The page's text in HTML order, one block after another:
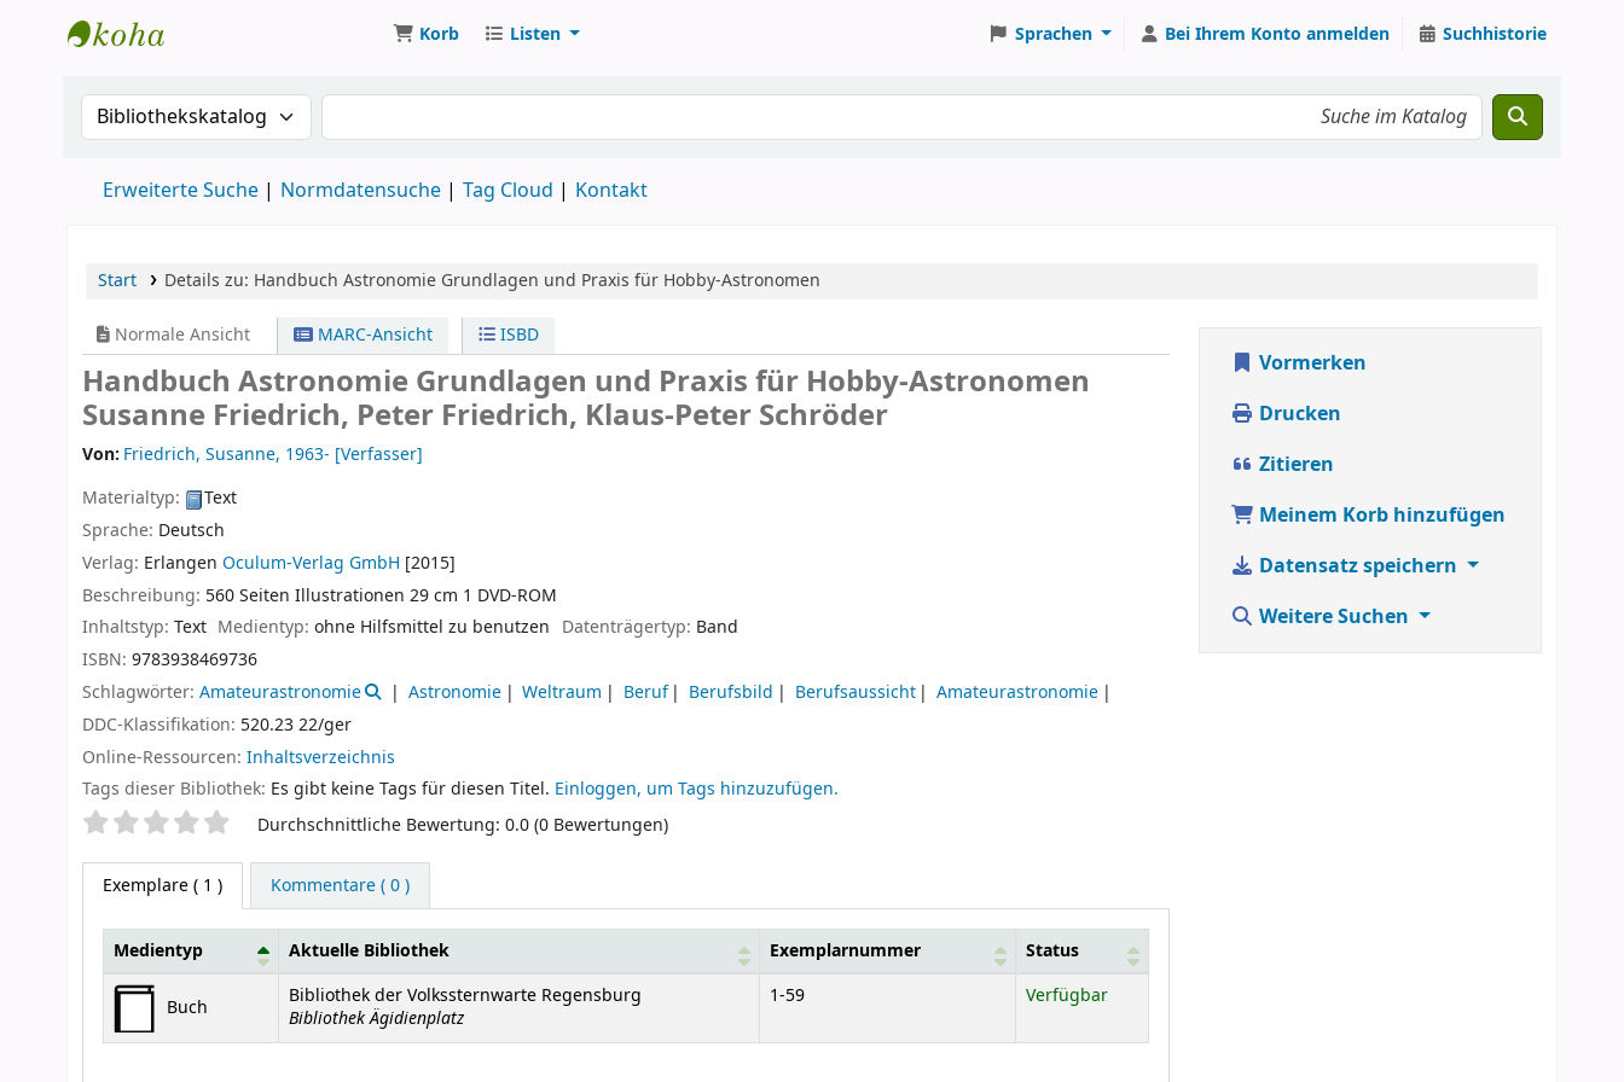
Korb Listen Sprachen Bei Ihrem Konto anmelden Suchhistorie
Suche im Katalog nach:Suche im Katalog
Erweiterte Suche Normdatensuche Tag Cloud Kontakt
Start Details zu: Handbuch Astronomie Grundlagen und Praxis für Hobby-Astronomen
Normale Ansicht MARC-Ansicht ISBD
Handbuch Astronomie Grundlagen und Praxis für Hobby-Astronomen
Susanne Friedrich, Peter Friedrich, Klaus-Peter Schröder
Von: Friedrich, Susanne, 1963- [Verfasser]
Materialtyp:
Text
Sprache: Deutsch
Verlag: Erlangen Oculum-Verlag GmbH [2015]
Beschreibung: 560 Seiten Illustrationen 29 cm 1 DVD-ROM
Inhaltstyp: Text Medientyp:ohne Hilfsmittel zu benutzen Datenträgertyp: Band
ISBN: 9783938469736
Schlagwörter: Amateurastronomie Astronomie Weltraum Beruf Berufsbild Berufsaussicht
Amateurastronomie
DDC-Klassifikation: 520.23 22/ger
Online-Ressourcen: Inhaltsverzeichnis
Tags dieser Bibliothek: Es gibt keine Tags für diesen Titel. Einloggen, um Tags hinzuzufügen.
SternchenbewertungDurchschnittliche Bewertung: 0.0 (0 Bewertungen)
Exemplare( 1 ) Kommentare ( 0 )
Exemplare
Medientyp Aktuelle Bibliothek Exemplarnummer Status
Buch Bibliothek der Volkssternwarte Regensburg
Bibliothek Ägidienplatz
1-59 Verfügbar
Vormerken
Drucken
Zitieren
Meinem Korb hinzufügen
Datensatz speichern
Weitere Suchen